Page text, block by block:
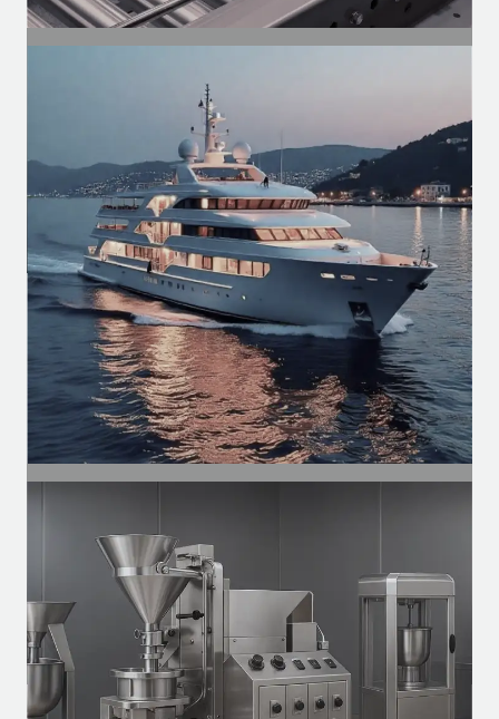
Motores para esteiras, compressores,
ventilação e automação de linhas
produtivas.
Naval
Motores para ventilação, exaustores e
sistemas auxiliares em embarcações.